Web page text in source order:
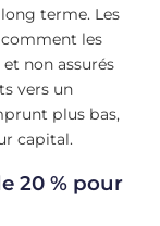
terme. Les
les
non assurés
vers un
plus bas,
capital.
20 % pour